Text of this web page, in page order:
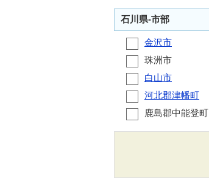
石川県-市部
金沢市
珠洲市
白山市
河北郡津幡町
鹿島郡中能登町